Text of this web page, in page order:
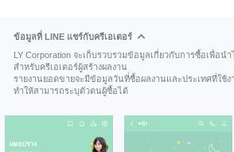
ข้อมูลที่ LINE แชร์กับครีเอเตอร์
LY Corporation จะเก็บรวบรวมข้อมูลเกี่ยวกับการซื้อเพื่อน
สำหรับครีเอเตอร์ผู้สร้างผลงาน
รายงานยอดขายจะมีข้อมูลวันที่ซื้อผลงานและประเทศที่ใช้
ทำให้สามารถระบุตัวตนผู้ซื้อได้